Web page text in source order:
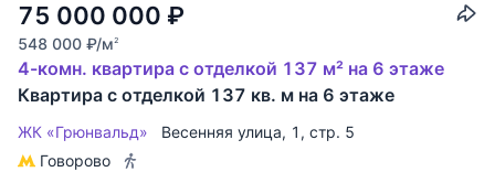
75 000 000 ₽
548 000 ₽/м2
4-комн. квартира с отделкой 137 м² на 6 этаже
Квартира с отделкой 137 кв. м на 6 этаже
ЖК «Грюнвальд» Весенняя улица, 1, стр. 5
Говорово